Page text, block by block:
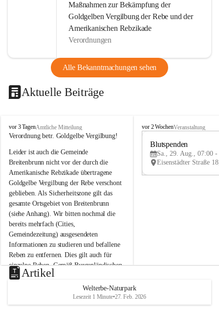
Maßnahmen zur Bekämpfung der
Goldgelben Vergilbung der Rebe und der
Amerikanischen Rebzikade
Verordnungen
Alle Bekanntmachungen sehen
Aktuelle Beiträge
B
r
i
t
e
n
b
r
u
n
n
a
m
N
e
u
s
d
vor 3 TagenAmtliche Mitteilung
Verordnung betr. Goldgelbe Vergilbung!
Leider ist auch die Gemeinde
Breitenbrunn nicht vor der durch die
Amerikanische Rebzikade übertragene
Goldgelbe Vergilbung der Rebe verschont
geblieben. Als Sicherheitszone gilt das
gesamte Ortsgebiet von Breitenbrunn
(siehe Anhang). Wir bitten nochmal die
bereits mehrfach (Cities,
Gemeindezeitung) ausgesendeten
Informationen zu studieren und befallene
Reben zu entfernen. Dies gilt auch für
einzelne Reben. Gemäß Burgenländischen
Weinbaugesetz sind nicht gepflegte oder
unzulässige Weingärten zu roden! Bitte
helfen wir zusammen um unsere Winzer
vor den prognostizierten Ernteausfällen
B
e
u
e
d
vor 2 WochenVeranstaltung
Blutspenden
Sa., 29. Aug., 07:00 -
Artikel
Welterbe-Naturpark
Lesezeit 1 Minute•27. Feb. 2026